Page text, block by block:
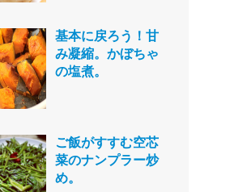
基本に戻ろう！甘
み凝縮。かぼちゃ
の塩煮。
ご飯がすすむ空芯
菜のナンプラー炒
め。